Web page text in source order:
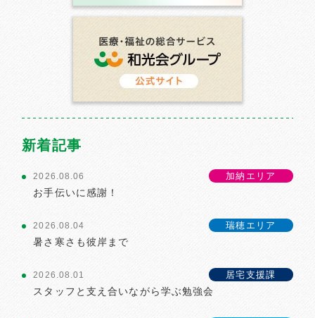
新着記事
2026.08.06 加納エリア
お手伝いに感謝！
2026.08.04 瑞穂エリア
暑さ寒さも彼岸まで
2026.08.01 居宅支援課
スタッフと支え合いながら学ぶ勉強会